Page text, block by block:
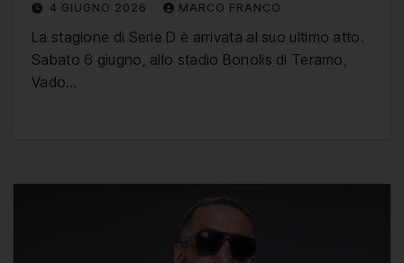
4 GIUGNO 2026 MARCO FRANCO
La stagione di Serie D è arrivata al suo ultimo atto.
Sabato 6 giugno, allo stadio Bonolis di Teramo,
Vado…